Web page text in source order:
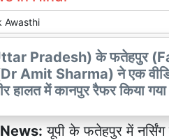
Awasthi
Pradesh) के फतेहपुर
(Dr Amit Sharma) ने एक
हालत में कानपुर रैफर किया
यूपी केफतेहपुर में